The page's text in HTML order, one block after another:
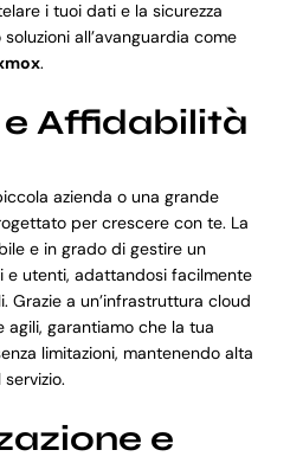
i tuoi dati e la sicurezza
all’avanguardia come
.
Affidabilità
azienda o una grande
per crescere con te. La
e in grado di gestire un
e utenti, adattandosi facilmente
Grazie a un’infrastruttura cloud
garantiamo che la tua
limitazioni, mantenendo alta
e